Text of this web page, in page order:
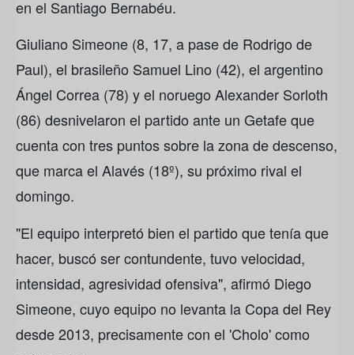
en el Santiago Bernabéu.
Giuliano Simeone (8, 17, a pase de Rodrigo de
Paul), el brasileño Samuel Lino (42), el argentino
Ángel Correa (78) y el noruego Alexander Sorloth
(86) desnivelaron el partido ante un Getafe que
cuenta con tres puntos sobre la zona de descenso,
que marca el Alavés (18º), su próximo rival el
domingo.
"El equipo interpretó bien el partido que tenía que
hacer, buscó ser contundente, tuvo velocidad,
intensidad, agresividad ofensiva", afirmó Diego
Simeone, cuyo equipo no levanta la Copa del Rey
desde 2013, precisamente con el 'Cholo' como